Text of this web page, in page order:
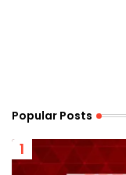
Popular Posts